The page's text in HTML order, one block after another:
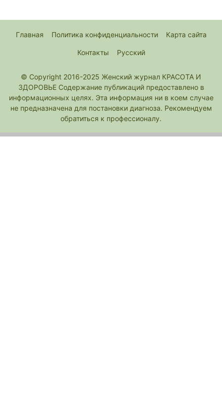
Главная Политика конфиденциальности Карта сайта
Контакты Русский
© Copyright 2016-2025 Женский журнал КРАСОТА И
ЗДОРОВЬЕ Содержание публикаций предоставлено в
информационных целях. Эта информация ни в коем случае
не предназначена для постановки диагноза. Рекомендуем
обратиться к профессионалу.